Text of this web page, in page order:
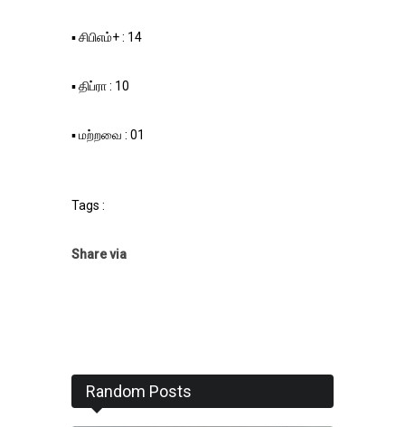
▪️ சிபிஎம்+ : 14
▪️ திப்ரா : 10
▪️ மற்றவை : 01
Tags :
Share via
Random Posts